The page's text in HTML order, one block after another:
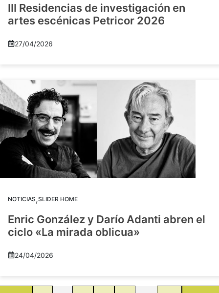
III Residencias de investigación en
artes escénicas Petricor 2026
27/04/2026
NOTICIAS,SLIDER HOME
Enric González y Darío Adanti abren el
ciclo «La mirada oblicua»
24/04/2026